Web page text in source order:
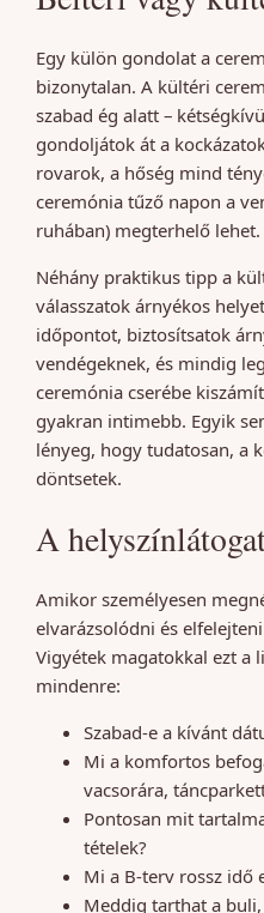
Egy külön gondolat a
bizonytalan. A kültéri
szabad ég alatt –
gondoljátok át a
rovarok, a hőség mind
ceremónia tűző napon a
ruhában) megterhelő lehet.
Néhány praktikus tipp a
válasszatok árnyékos
időpontot, biztosítsatok
vendégeknek, és mindig
ceremónia cserébe
gyakran intimebb. Egyik
lényeg, hogy tudatosan, a
döntsetek.
A
Amikor személyesen
elvarázsolódni és
Vigyétek magatokkal ezt a
mindenre:
Szabad-e a kívánt
Mi a komfortos
vacsorára,
Pontosan mit
tételek?
Mi a B-terv rossz idő
Meddig tarthat a